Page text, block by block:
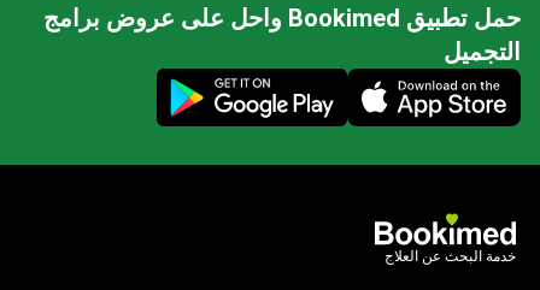
حمل تطبيق Bookimed واحل على عروض برامج
التجميل
Mobile app illustration
خدمة البحث عن العلاج